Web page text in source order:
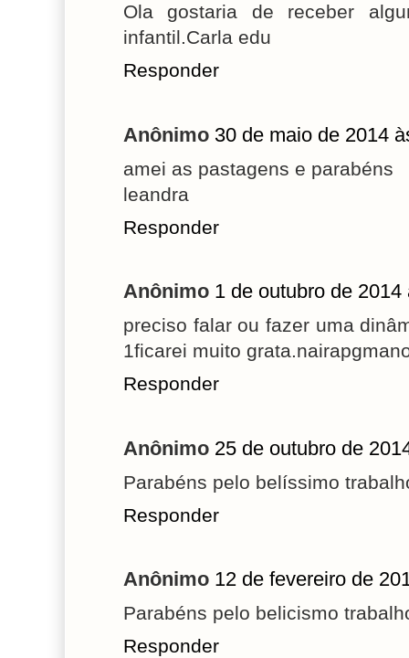
Ola gostaria de receber
infantil.Carla edu
Responder
Anônimo 30 de maio de 2014
amei as pastagens e parabéns
leandra
Responder
Anônimo 1 de outubro de 2014
preciso falar ou fazer uma
1ficarei muito
Responder
Anônimo 25 de outubro de
Parabéns pelo belíssimo
Responder
Anônimo 12 de fevereiro de
Parabéns pelo belicismo
Responder